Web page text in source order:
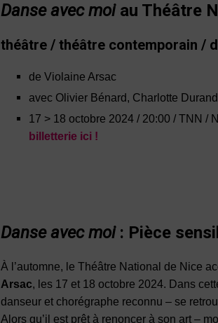
Danse avec moi au Théâtre
théâtre / théâtre contemporain /
de Violaine Arsac
avec Olivier Bénard, Charlotte
17 > 18 octobre 2024 / 20:00 / TNN /
billetterie ici !
Danse avec moi : Pièce
À l’automne, le Théâtre National de Nice
Arsac, les 17 et 18 octobre 2024. Dans
danseur et chorégraphe reconnu – se
Alors qu’il est prêt à renoncer à son art –